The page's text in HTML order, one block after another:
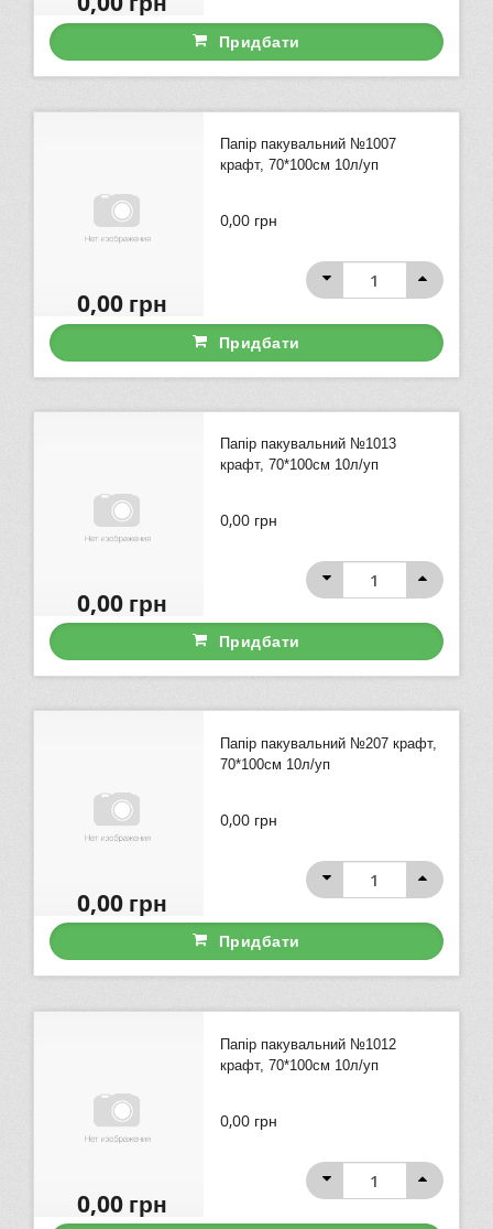
Придбати
Папір пакувальний №1007
крафт, 70*100см 10л/уп
0,00 грн
0,00грн
Придбати
Папір пакувальний №1013
крафт, 70*100см 10л/уп
0,00 грн
0,00грн
Придбати
Папір пакувальний №207 крафт,
70*100см 10л/уп
0,00 грн
0,00грн
Придбати
Папір пакувальний №1012
крафт, 70*100см 10л/уп
0,00 грн
0,00грн